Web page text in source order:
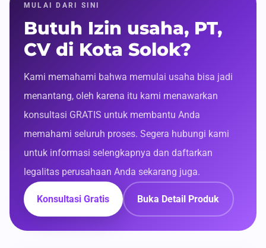
MULAI DARI SINI
Butuh Izin usaha, PT,
CV di Kota Solok?
Kami memahami bahwa memulai usaha bisa jadi
menantang, oleh karena itu kami menawarkan
konsultasi GRATIS untuk membantu Anda
memahami seluruh proses. Segera hubungi kami
untuk informasi selengkapnya dan daftarkan
legalitas perusahaan Anda sekarang juga.
Konsultasi Gratis Buka Detail Produk